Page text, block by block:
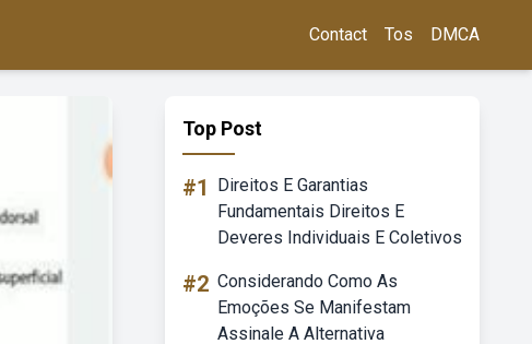
Contact Tos DMCA
Top Post
#1
Direitos E Garantias
Fundamentais Direitos E
Deveres Individuais E Coletivos
#2 Considerando Como As
Emoções Se Manifestam
Assinale A Alternativa